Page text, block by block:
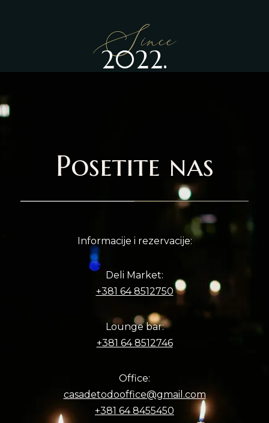
Since
2022.
Posetite nas
Informacije i rezervacije:
Deli Market:
+381 64 8512750
Lounge bar:
+381 64 8512746
Office:
casadetodooffice@gmail.com
+381 64 8455450